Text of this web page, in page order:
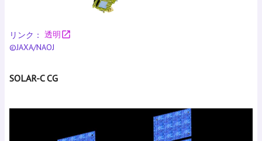
リンク： 透明open_in_new
©JAXA/NAOJ
SOLAR-C CG